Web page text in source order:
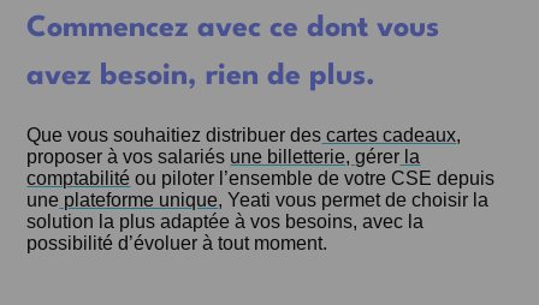
Commencez avec ce dont vous
avez besoin, rien de plus.
Que vous souhaitiez distribuer des cartes cadeaux,
proposer à vos salariés une billetterie,gérer la
comptabilité ou piloter l’ensemble de votre CSE depuis
une plateforme unique, Yeati vous permet de choisir la
solution la plus adaptée à vos besoins, avec la
possibilité d’évoluer à tout moment.